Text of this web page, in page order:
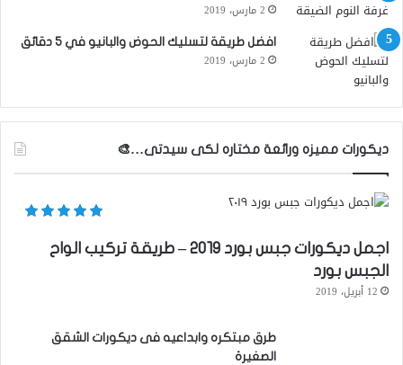
2 مارس، 2019
افضل طريقة لتسليك الحوض والبانيو في 5 دقائق
2 مارس، 2019
ديكورات مميزه ورائعة مختاره لكى سيدتى…🎨
اجمل ديكورات جبس بورد ٢٠١٩ – طريقة تركيب الواح
الجبس بورد
12 أبريل، 2019
طرق مبتكره وابداعيه فى ديكورات الشقق
الصغيرة